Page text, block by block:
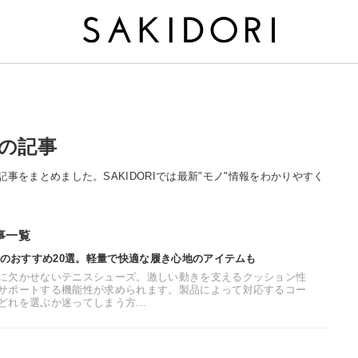
記事
をまとめました。SAKIDORIでは最新"モノ"情報をわかりやすく
一覧
おすすめ20選。軽量で快適な履き心地のアイテムも
欠かせないテニスシューズ。激しい動きを支えるクッション性
ポートする機能性が求められます。製品によって対応するコー
れを選ぶか迷ってしまう方...